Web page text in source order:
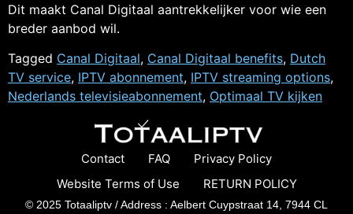
Dit maakt Canal Digitaal aantrekkelijker voor wie een
breder aanbod wil.
Tagged Canal Digitaal, Canal Digitaal benefits, Dutch
TV service, IPTV abonnement, IPTV streaming options,
Nederlands televisieabonnement, Optimaal TV kijken
Contact FAQ
Privacy Policy
Website Terms of Use
RETURN POLICY
© 2025 Totaaliptv / Address : Aelbert Cuypstraat 14, 7944 CL